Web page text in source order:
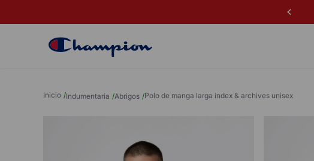
indumentaria abrigos polo de manga larga index & archives unisex